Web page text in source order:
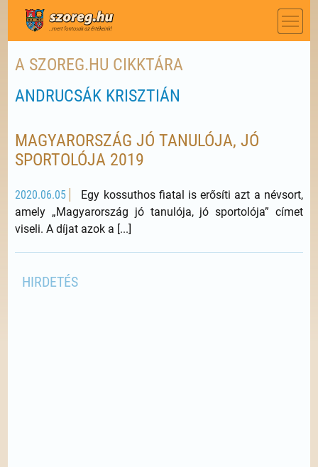
A SZOREG.HU CIKKTÁRA
ANDRUCSÁK KRISZTIÁN
MAGYARORSZÁG JÓ TANULÓJA, JÓ
SPORTOLÓJA 2019
2020.06.05
Egy kossuthos fiatal is erősíti azt a névsort,
amely „Magyarország jó tanulója, jó sportolója” címet
viseli. A díjat azok a [...]
HIRDETÉS